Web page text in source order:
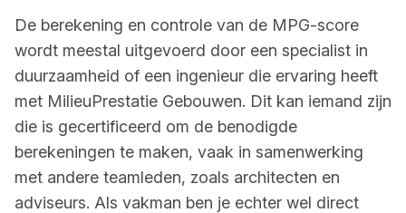
De berekening en controle van de MPG-score
wordt meestal uitgevoerd door een specialist in
duurzaamheid of een ingenieur die ervaring heeft
met MilieuPrestatie Gebouwen. Dit kan iemand zijn
die is gecertificeerd om de benodigde
berekeningen te maken, vaak in samenwerking
met andere teamleden, zoals architecten en
adviseurs. Als vakman ben je echter wel direct